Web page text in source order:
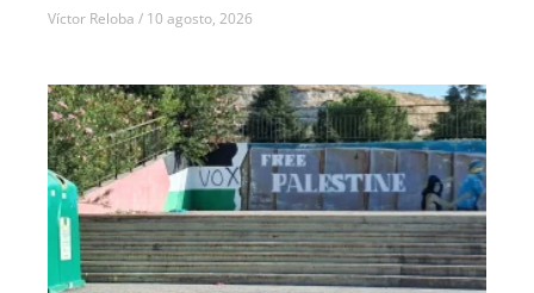
Víctor Reloba 10 agosto, 2026